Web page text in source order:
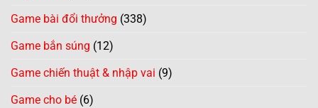
Game bài đổi thưởng (338)
Game bắn súng (12)
Game chiến thuật & nhập vai (9)
Game cho bé (6)